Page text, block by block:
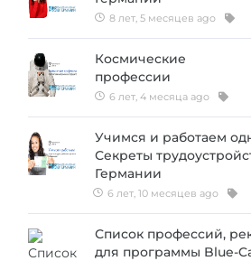
8 лет, 5 месяцев ago
Космические
профессии
6 лет, 4 месяца ago
Учимся и работаем
Секреты
Германии
6 лет, 10 месяцев ago
Список профессий,
для программы Blue-